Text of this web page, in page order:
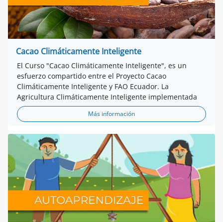
Cacao Climáticamente Inteligente
El Curso "Cacao Climáticamente Inteligente", es un
esfuerzo compartido entre el Proyecto Cacao
Climáticamente Inteligente y FAO Ecuador. La
Agricultura Climáticamente Inteligente implementada
Más información